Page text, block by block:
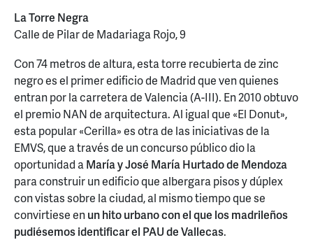
La Torre Negra
Calle de Pilar de Madariaga Rojo, 9
Con 74 metros de altura, esta torre recubierta de zinc
negro es el primer edificio de Madrid que ven quienes
entran por la carretera de Valencia (A-III). En 2010 obtuvo
el premio NAN de arquitectura. Al igual que «El Donut»,
esta popular «Cerilla» es otra de las iniciativas de la
EMVS, que a través de un concurso público dio la
oportunidad aMaría y José María Hurtado de Mendoza
para construir un edificio que albergara pisos y dúplex
con vistas sobre la ciudad, al mismo tiempo que se
convirtiese enun hito urbano con el que los madrileños
pudiésemos identificar el PAU de Vallecas.